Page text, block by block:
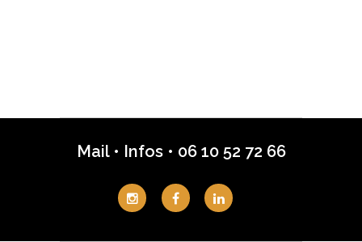
Mail • Infos• 06 10 52 72 66